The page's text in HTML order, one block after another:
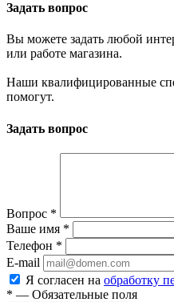
Задать вопрос
Вы можете задать любой
или работе магазина.
Наши квалифицированные
помогут.
Задать вопрос
Вопрос *
Ваше имя *
Телефон *
E-mail
Я согласен на обработку
* — Обязательные поля